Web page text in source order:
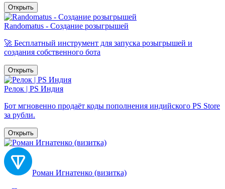
Открыть
Randomatus - Создание розыгрышей
🚀 Бесплатный инструмент для запуска розыгрышей и
создания собственного бота
Открыть
Релок | PS Индия
Бот мгновенно продаёт коды пополнения индийского PS Store
за рубли.
Открыть
Роман Игнатенко (визитка)